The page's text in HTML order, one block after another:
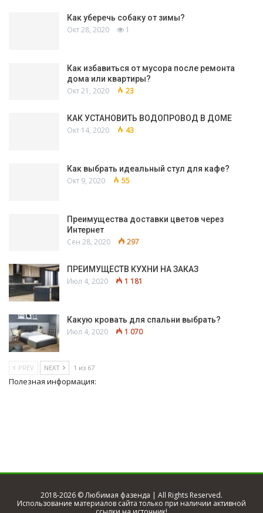
Как уберечь собаку от зимы?
Окт 28, 2020 1
Как избавиться от мусора после ремонта
дома или квартиры?
Окт 21, 2020 23
КАК УСТАНОВИТЬ ВОДОПРОВОД В ДОМЕ
Окт 14, 2020 43
Как выбрать идеальный стул для кафе?
Окт 9, 2020 55
Преимущества доставки цветов через
Интернет
Сен 28, 2020 297
ПРЕИМУЩЕСТВ КУХНИ НА ЗАКАЗ
Июл 4, 2020 1 181
Какую кровать для спальни выбрать?
Июл 4, 2020 1 070
PREV NEXT 1 из 67
Полезная информация:
2018-2026 © Любимая фазенда | All Rights Reserved.
Использование материалов сайта только при наличии активной